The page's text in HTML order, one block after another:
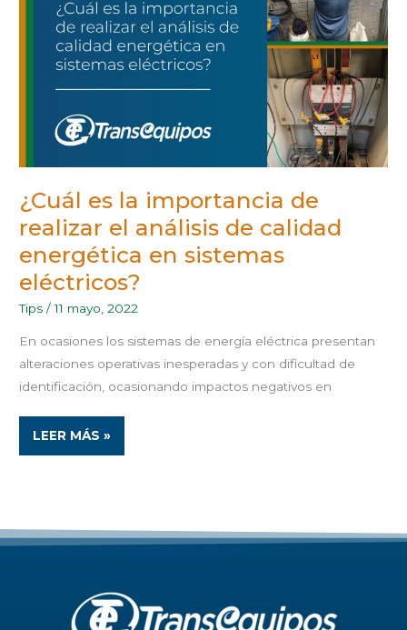
¿Cuál es la importancia de
realizar el análisis de calidad
energética en sistemas
eléctricos?
Tips /11 mayo, 2022
En ocasiones los sistemas de energía eléctrica presentan
alteraciones operativas inesperadas y con dificultad de
identificación, ocasionando impactos negativos en
ANÁLISIS
CALIDAD
ENERGÉTICA
SISTEMAS
LEER MÁS »